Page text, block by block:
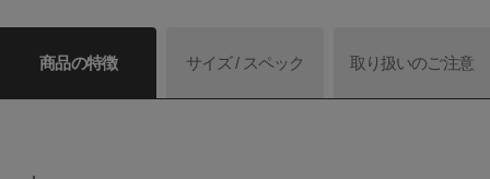
商品の特徴 サイズ / スペック 取り扱いのご注意